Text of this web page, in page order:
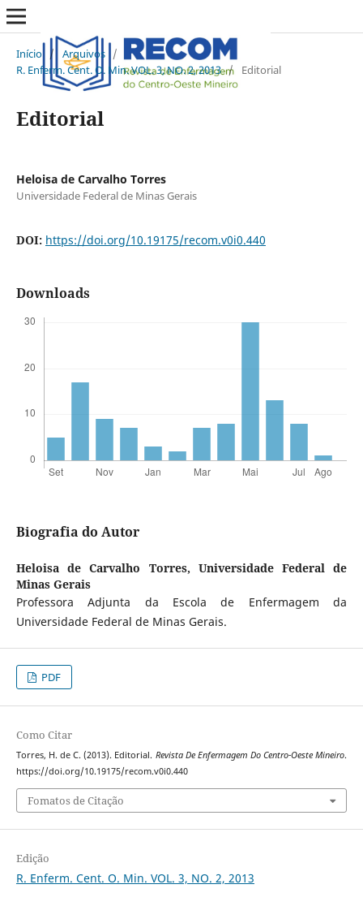
Início / Arquivos /
R. Enferm. Cent. O. Min. VOL. 3, NO. 2, 2013 / Editorial
Editorial
Heloisa de Carvalho Torres
Universidade Federal de Minas Gerais
DOI: https://doi.org/10.19175/recom.v0i0.440
Downloads
Biografia do Autor
Heloisa de Carvalho Torres, Universidade Federal de
Minas Gerais
Professora Adjunta da Escola de Enfermagem da
Universidade Federal de Minas Gerais.
PDF
Como Citar
Torres, H. de C. (2013). Editorial. Revista De Enfermagem Do Centro-Oeste Mineiro.
https://doi.org/10.19175/recom.v0i0.440
Fomatos de Citação
Edição
R. Enferm. Cent. O. Min. VOL. 3, NO. 2, 2013